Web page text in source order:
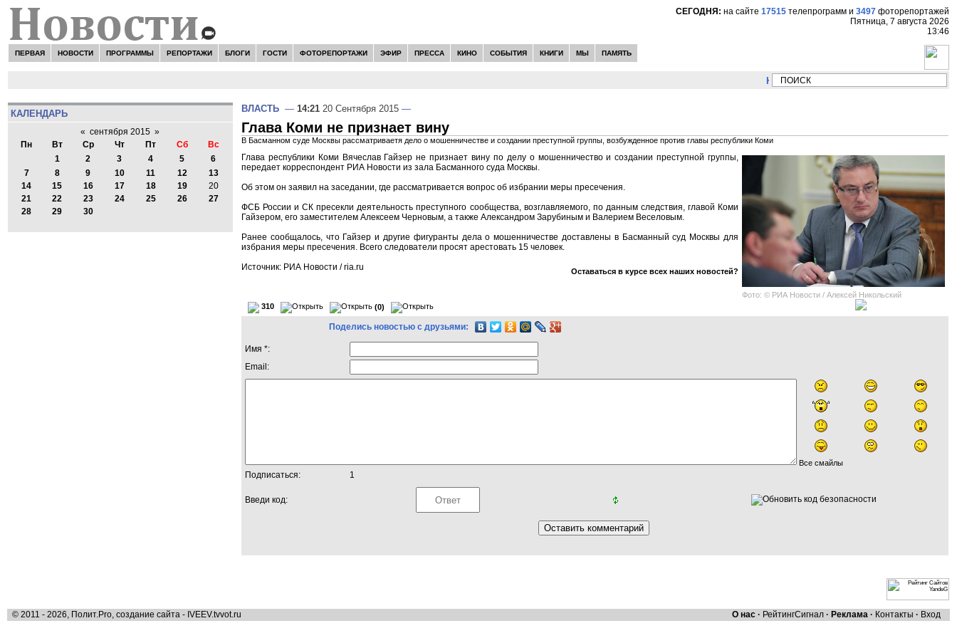
СЕГОДНЯ: на сайте 17515 телепрограмм и 3497 фоторепортажей
Пятница, 7 августа 2026
13:46
ПЕРВАЯ НОВОСТИ ПРОГРАММЫ РЕПОРТАЖИ БЛОГИ ГОСТИ ФОТОРЕПОРТАЖИ ЭФИР ПРЕССА КИНО СОБЫТИЯ КНИГИ МЫ ПАМЯТЬ
НОВОСТИ:
КАЛЕНДАРЬ
« сентября 2015 »
Пн
Вт Ср Чт Пт Сб
Вс
1
2 3 4 5
6
7
8 9 10 11 12
13
14
15 16 17 18 19
20
21
22 23 24 25 26
27
28
29 30
ВЛАСТЬ — 14:21 20 Сентября 2015 —
Глава Коми не признает вину
В Басманном суде Москвы рассматриваетя дело о мошенничестве и создании преступной группы, возбужденное против главы республики Коми
Фото: © РИА Новости / Алексей Никольский
Глава республики Коми Вячеслав Гайзер не признает вину по делу о мошенничество и создании преступной группы,
передает корреспондент РИА Новости из зала Басманного суда Москвы.
Об этом он заявил на заседании, где рассматривается вопрос об избрании меры пресечения.
ФСБ России и СК пресекли деятельность преступного сообщества, возглавляемого, по данным следствия, главой Коми
Гайзером, его заместителем Алексеем Черновым, а также Александром Зарубиным и Валерием Веселовым.
Ранее сообщалось, что Гайзер и другие фигуранты дела о мошенничестве доставлены в Басманный суд Москвы для
избрания меры пресечения. Всего следователи просят арестовать 15 человек.
Источник: РИА Новости / ria.ru
Оставаться в курсе всех наших новостей?
310 (0)
Поделись новостью с друзьями:
Имя *:
Email:
Все смайлы
Подписаться: 1
Введи код:
© 2011 - 2026, Полит.Pro, создание сайта - IVEEV.tvvot.ru О нас · РейтингСигнал · Реклама · Контакты · Вход